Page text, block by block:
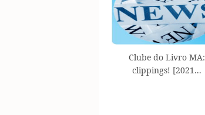
Clube do Livro MA:
clippings! [2021...